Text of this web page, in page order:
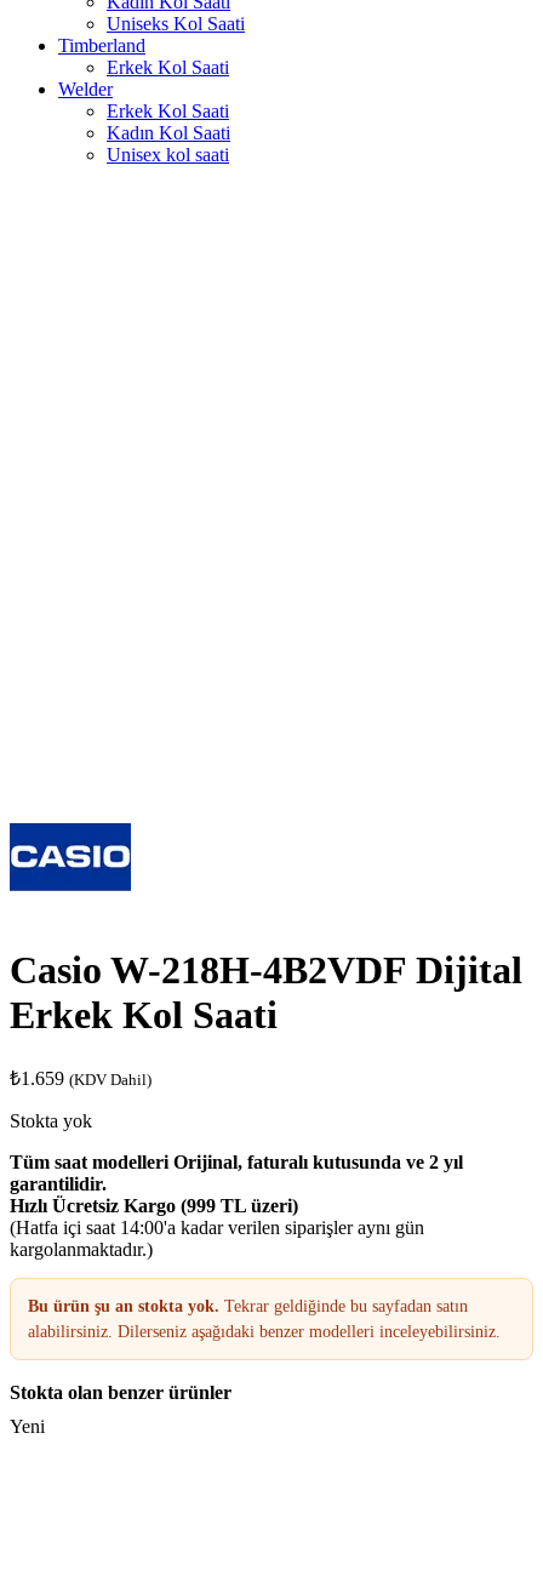
Uniseks Kol Saati
Timberland
Erkek Kol Saati
Welder
Erkek Kol Saati
Kadın Kol Saati
Unisex kol saati
Casio W-218H-4B2VDF Dijital
Erkek Kol Saati
₺1.659 (KDV Dahil)
Stokta yok
Tüm saat modelleri Orijinal, faturalı kutusunda ve 2 yıl
garantilidir.
Hızlı Ücretsiz Kargo (999 TL üzeri)
(Hatfa içi saat 14:00'a kadar verilen siparişler aynı gün
kargolanmaktadır.)
Bu ürün şu an stokta yok. Tekrar geldiğinde bu sayfadan satın
alabilirsiniz. Dilerseniz aşağıdaki benzer modelleri inceleyebilirsiniz.
Stokta olan benzer ürünler
Yeni